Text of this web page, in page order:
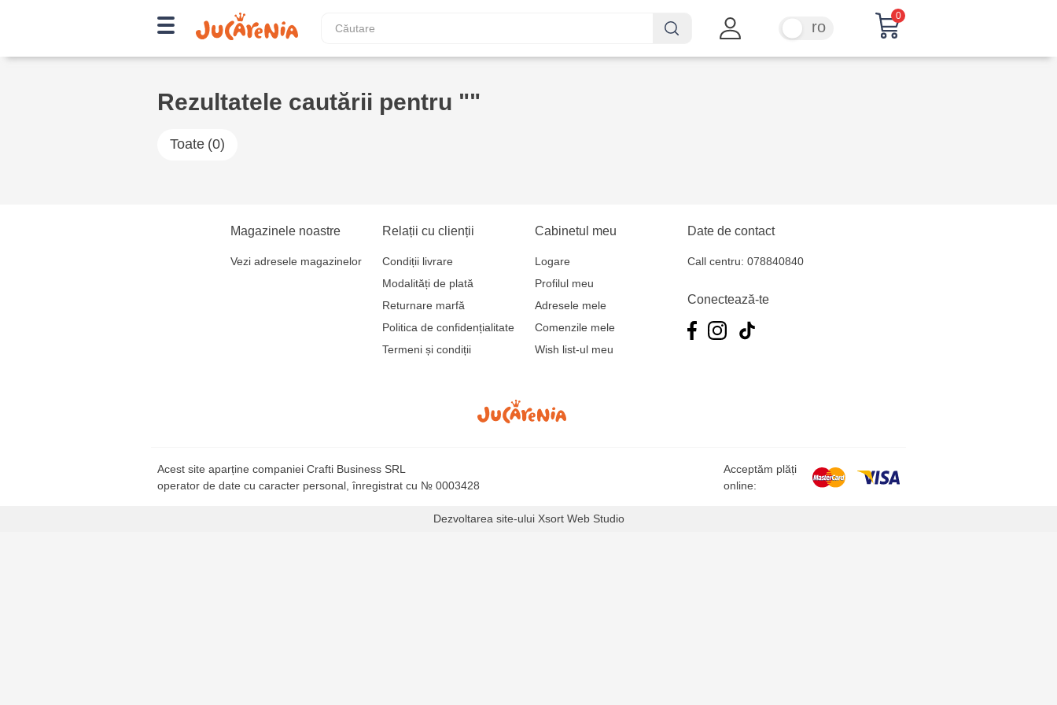
ro
0
Rezultatele cautării pentru ""
Toate (0)
Magazinele noastre
Vezi adresele magazinelor
Relații cu clienții
Condiții livrare
Modalități de plată
Returnare marfă
Politica de confidențialitate
Termeni și condiții
Cabinetul meu
Logare
Profilul meu
Adresele mele
Comenzile mele
Wish list-ul meu
Date de contact
Call centru: 078840840
Conectează-te
Acest site aparține companiei Crafti Business SRL
operator de date cu caracter personal, înregistrat cu № 0003428
Acceptăm plăți
online:
Dezvoltarea site-ului Xsort Web Studio